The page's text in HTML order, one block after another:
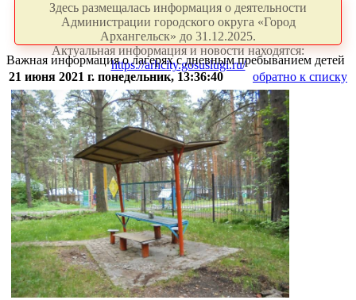
Здесь размещалась информация о деятельности
Администрации городского округа «Город
Архангельск» до 31.12.2025.
Актуальная информация и новости находятся:
https://arhcity.gosuslugi.ru/
Важная информация о лагерях с дневным пребыванием детей
21 июня 2021 г. понедельник, 13:36:40
обратно к списку